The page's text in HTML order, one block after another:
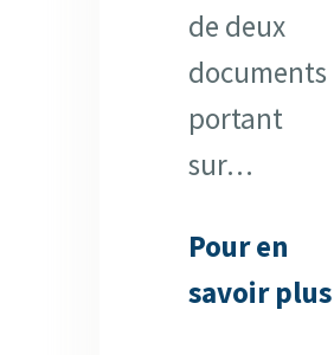
de deux
documents
portant
sur…
Pour en
savoir plus